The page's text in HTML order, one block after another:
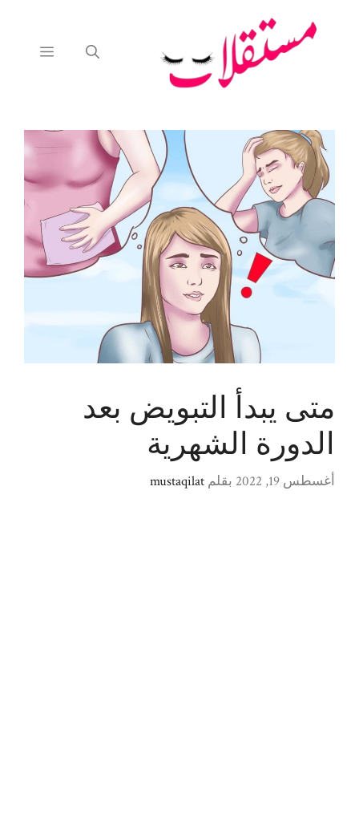
القائمة
متى يبدأ التبويض بعد
الدورة الشهرية
أغسطس 19, 2022 بقلم mustaqilat